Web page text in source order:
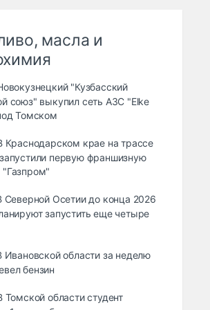
масла и
"Кузбасский
союз" выкупил сеть АЗС "Elke
Томском
Краснодарском крае на трассе
первую франшизную
Северной Осетии до конца 2026
запустить еще четыре
Ивановской области за неделю
бензин
Томской области студент